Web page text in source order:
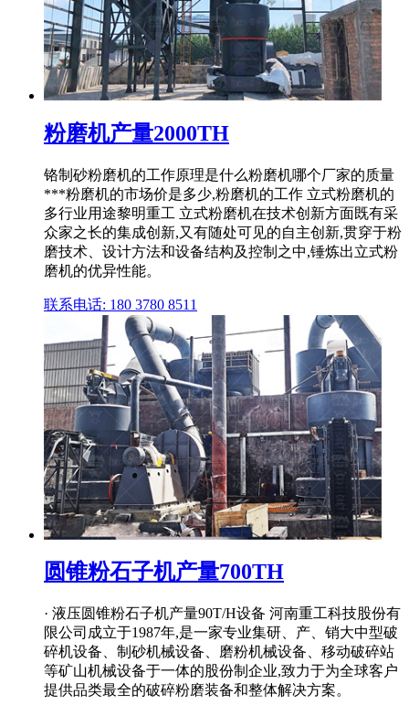
粉磨机产量2000TH
铬制砂粉磨机的工作原理是什么粉磨机哪个厂家的质量
***粉磨机的市场价是多少,粉磨机的工作 立式粉磨机的
多行业用途黎明重工 立式粉磨机在技术创新方面既有采
众家之长的集成创新,又有随处可见的自主创新,贯穿于粉
磨技术、设计方法和设备结构及控制之中,锤炼出立式粉
磨机的优异性能。
联系电话: 180 3780 8511
圆锥粉石子机产量700TH
· 液压圆锥粉石子机产量90T/H设备 河南重工科技股份有
限公司成立于1987年,是一家专业集研、产、销大中型破
碎机设备、制砂机械设备、磨粉机械设备、移动破碎站
等矿山机械设备于一体的股份制企业,致力于为全球客户
提供品类最全的破碎粉磨装备和整体解决方案。